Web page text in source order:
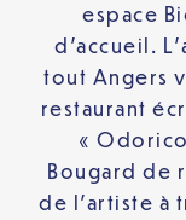
espace
d’accueil.
tout Angers
restaurant
«
Bougard de
de l’artiste à